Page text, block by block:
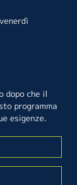
dopo che il
programma
esigenze.